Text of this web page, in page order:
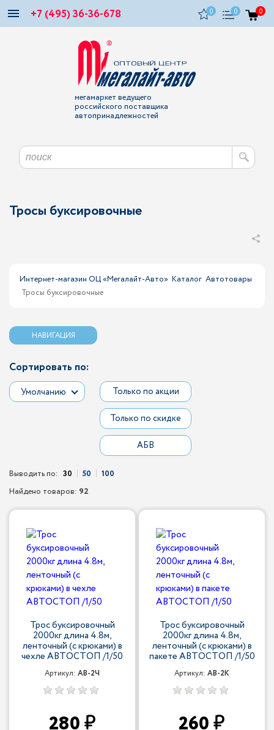
+7 (495) 36-36-678 0 0 0
мегамаркет ведущего
российского поставщика
автопринадлежностей
Тросы буксировочные
Интернет-магазин ОЦ «Мегалайт-Авто» Каталог Автотовары
Тросы буксировочные
НАВИГАЦИЯ
Сортировать по:
Умолчанию Только по акции
Только по скидке
АБВ
Выводить по: 30 50
100
Найдено товаров: 92
Трос буксировочный
2000кг длина 4.8м,
ленточный (с крюками) в
чехле АВТОСТОП /1/50
Артикул: AB-2Ч
280
Трос буксировочный
2000кг длина 4.8м,
ленточный (с крюками) в
пакете АВТОСТОП /1/50
Артикул: AB-2K
260